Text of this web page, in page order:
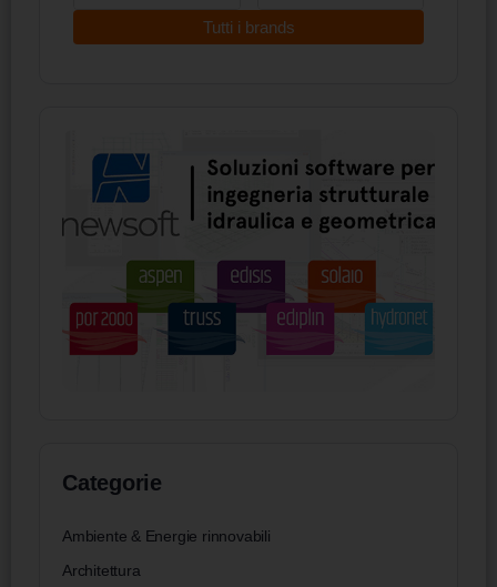
Tutti i brands
Categorie
Ambiente & Energie rinnovabili
Architettura